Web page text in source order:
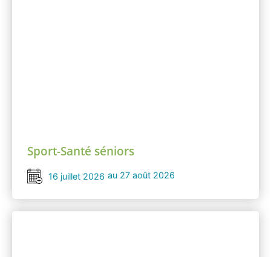
Sport-Santé séniors
16 juillet 2026 au 27 août 2026